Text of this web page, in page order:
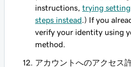
instructions, trying setting
steps instead .) If you
verify your identity using
method.
アカウントへのアクセス